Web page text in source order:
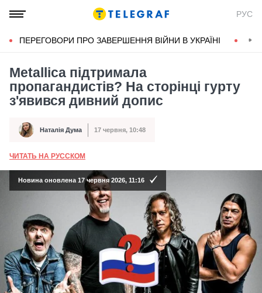
РУС
ПЕРЕГОВОРИ ПРО ЗАВЕРШЕННЯ ВІЙНИ В УКРАЇНІ
Metallica підтримала
пропагандистів? На сторінці гурту
з'явився дивний допис
Автор Наталія Дума
Дата публікації 17 червня, 10:48
ЧИТАТЬ НА РУССКОМ
Новина оновлена 17 червня 2026, 11:16